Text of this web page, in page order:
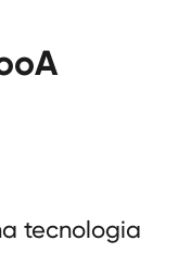
tecnologia